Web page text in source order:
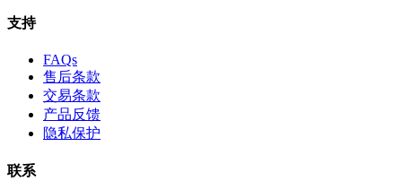
支持
FAQs
售后条款
交易条款
产品反馈
隐私保护
联系